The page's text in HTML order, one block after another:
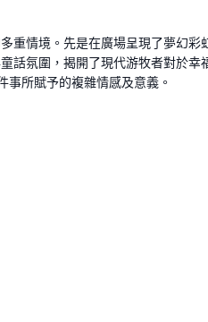
情境。先是在廣場呈現了夢幻彩
話氛圍，揭開了現代游牧者對於
所賦予的複雜情感及意義。